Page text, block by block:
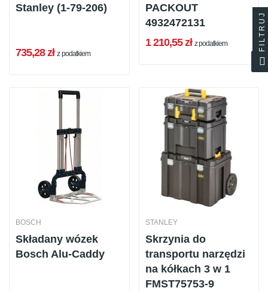
Stanley (1-79-206)
735,28 zł z podatkiem
PACKOUT
4932472131
1 210,55 zł z podatkiem
BOSCH
Składany wózek
Bosch Alu-Caddy
STANLEY
Skrzynia do
transportu narzędzi
na kółkach 3 w 1
FMST75753-9
FILTRUJ